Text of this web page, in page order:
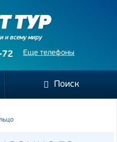
и всему миру
Еще телефоны
72
Поиск